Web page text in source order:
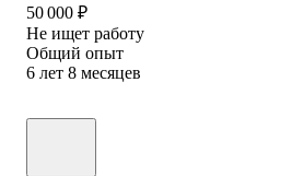
50 000 ₽
Не ищет работу
Общий опыт
6 лет 8 месяцев